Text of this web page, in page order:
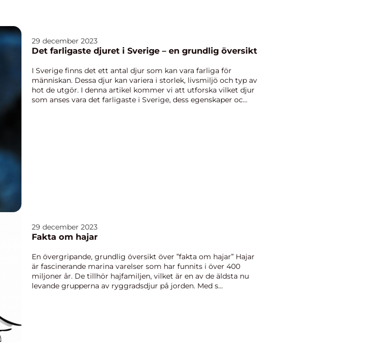
29 december 2023
Det farligaste djuret i Sverige – en grundlig översikt
I Sverige finns det ett antal djur som kan vara farliga för
människan. Dessa djur kan variera i storlek, livsmiljö och typ av
hot de utgör. I denna artikel kommer vi att utforska vilket djur
som anses vara det farligaste i Sverige, dess egenskaper oc...
29 december 2023
Fakta om hajar
En övergripande, grundlig översikt över ”fakta om hajar” Hajar
är fascinerande marina varelser som har funnits i över 400
miljoner år. De tillhör hajfamiljen, vilket är en av de äldsta nu
levande grupperna av ryggradsdjur på jorden. Med s...